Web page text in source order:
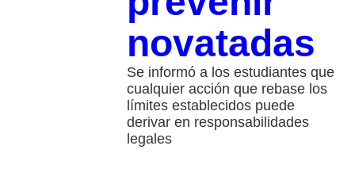
novatadas
Se informó a los estudiantes que
cualquier acción que rebase los
límites establecidos puede
derivar en responsabilidades
legales